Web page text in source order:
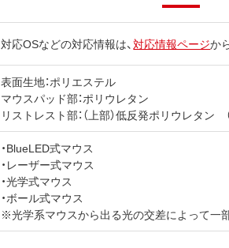
対応OSなどの対応情報は、対応情報ページか
表面生地：ポリエステル
マウスパッド部：ポリウレタン
リストレスト部：（上部）低反発ポリウレタン
・BlueLED式マウス
・レーザー式マウス
・光学式マウス
・ボール式マウス
※光学系マウスから出る光の交差によって一